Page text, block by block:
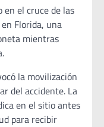
el cruce de las
Florida, una
mientras
la movilización
del accidente. La
en el sitio antes
para recibir